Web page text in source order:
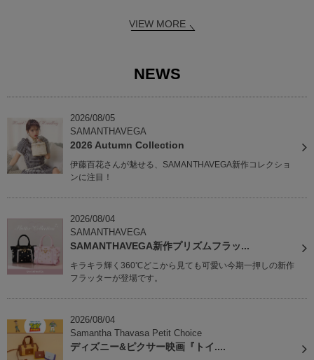
VIEW MORE
NEWS
2026/08/05
SAMANTHAVEGA
2026 Autumn Collection
伊藤百花さんが魅せる、SAMANTHAVEGA新作コレクショ
ンに注目！
2026/08/04
SAMANTHAVEGA
SAMANTHAVEGA新作プリズムフラッ...
キラキラ輝く360℃どこから見ても可愛い今期一押しの新作
フラッターが登場です。
2026/08/04
Samantha Thavasa Petit Choice
ディズニー&ピクサー映画『トイ....